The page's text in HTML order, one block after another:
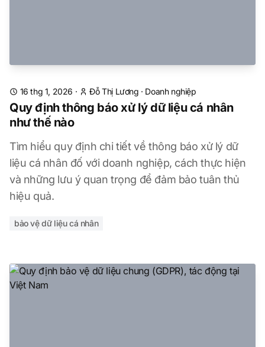
16 thg 1, 2026 · Đỗ Thị Lương · Doanh nghiệp
Quy định thông báo xử lý dữ liệu cá nhân
như thế nào
Tìm hiểu quy định chi tiết về thông báo xử lý dữ
liệu cá nhân đố với doanh nghiệp, cách thực hiện
và những lưu ý quan trọng để đảm bảo tuân thủ
hiệu quả.
bảo vệ dữ liệu cá nhân